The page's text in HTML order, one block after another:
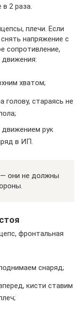
2 раза.
плечи. Если
напряжение с
сопротивление,
хватом;
голову, стараясь не
рук
в ИП.
они не должны
фронтальная
снаряд;
кисти ставим